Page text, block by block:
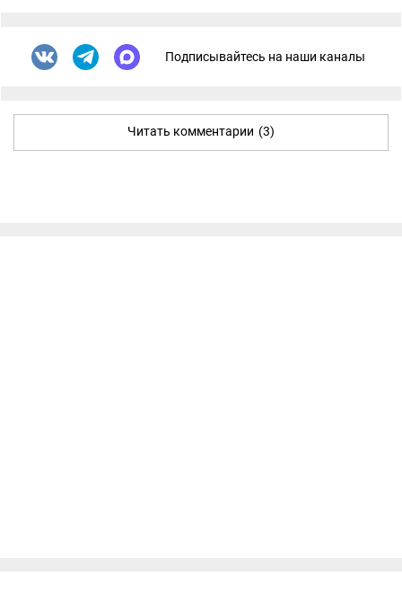
Подписывайтесь на наши каналы
Читать комментарии (3)